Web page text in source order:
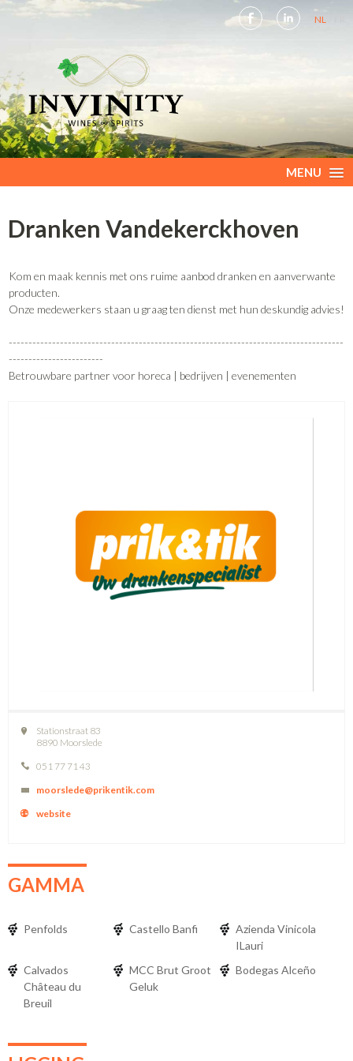
NL
MENU
Dranken Vandekerckhoven
Kom en maak kennis met ons ruime aanbod dranken en aanverwante
producten.
Onze medewerkers staan u graag ten dienst met hun deskundig advies!
-------------------------------------------------------------------------------------
------------------------
Betrouwbare partner voor horeca | bedrijven | evenementen
Stationstraat 83
8890 Moorslede
051 77 71 43
moorslede@prikentik.com
website
GAMMA
Penfolds Castello Banfi
Azienda Vinicola
ILauri
Calvados
Château du
Breuil
MCC Brut Groot
Geluk
Bodegas Alceño